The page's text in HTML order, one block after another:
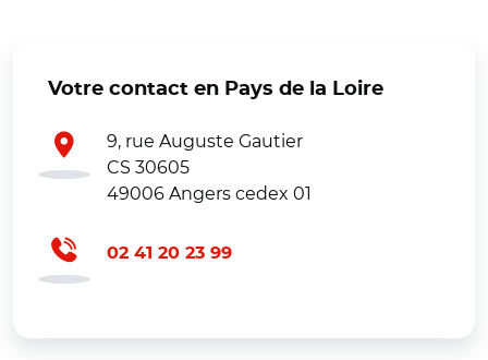
Votre contact en Pays de la Loire
9, rue Auguste Gautier
CS 30605
49006 Angers cedex 01
02 41 20 23 99